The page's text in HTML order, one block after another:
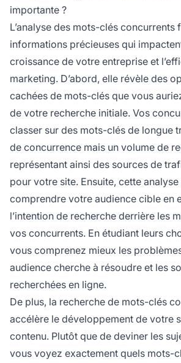
importante ?
L’analyse des mots-clés concurrents
informations précieuses qui
croissance de votre entreprise et
marketing. D’abord, elle révèle des
cachées de mots-clés que vous
de votre recherche initiale. Vos
classer sur des mots-clés de longue
de concurrence mais un volume de
représentant ainsi des sources de
pour votre site. Ensuite, cette
comprendre votre audience cible en
l’intention de recherche derrière les
vos concurrents. En étudiant leurs
vous comprenez mieux les
audience cherche à résoudre et les
recherchées en ligne.
De plus, la recherche de mots-clés
accélère le développement de votre
contenu. Plutôt que de deviner les
vous voyez exactement quels mots-